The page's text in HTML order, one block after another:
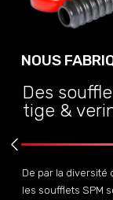
De par la diversité
les soufflets SPM
Des
tige &
NOUS